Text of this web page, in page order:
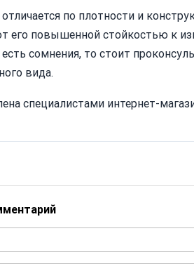
по плотности и
его повышенной стойкостью к
сомнения, то стоит
вида.
специалистами интернет-